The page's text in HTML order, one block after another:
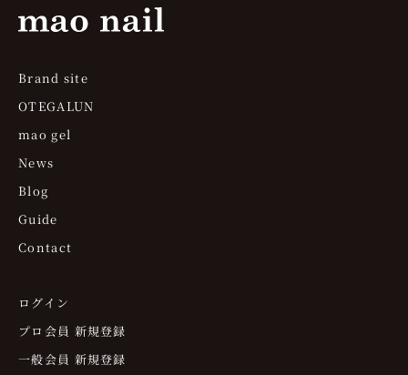
Brand site
OTEGALUN
mao gel
News
Blog
Guide
Contact
ログイン
プロ会員 新規登録
一般会員 新規登録